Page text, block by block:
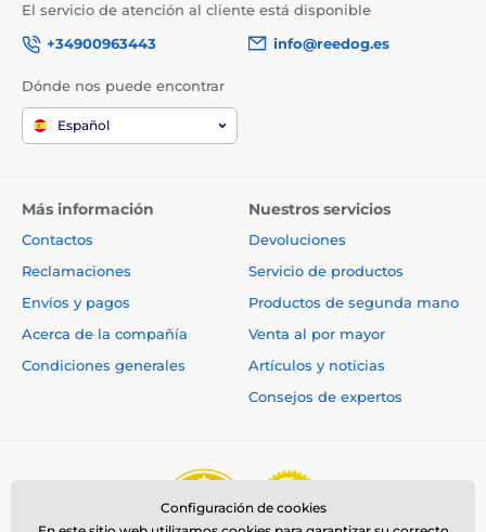
El servicio de atención al cliente está disponible
+34900963443
info@reedog.es
Dónde nos puede encontrar
Español
Más información
Contactos
Reclamaciones
Envíos y pagos
Acerca de la compañía
Condiciones generales
Nuestros servicios
Devoluciones
Servicio de productos
Productos de segunda mano
Venta al por mayor
Artículos y noticias
Consejos de expertos
Configuración de cookies